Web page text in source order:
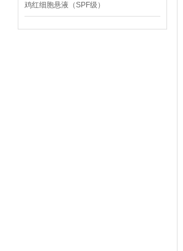
鸡红细胞悬液（SPF级）